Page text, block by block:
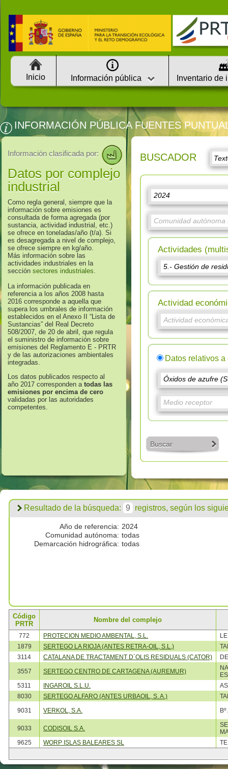
Inicio Información pública Inventario de
INFORMACIÓN PÚBLICA FUENTES
Información clasificada por:
Datos por complejo
industrial
Como regla general, siempre que la
información sobre emisiones es
consultada de forma agregada (por
sustancia, actividad industrial, etc.)
se ofrece en toneladas/año (t/a). Si
es desagregada a nivel de complejo,
se ofrece siempre en kg/año.
Más información sobre las
actividades industriales en la
sección sectores industriales.
La información publicada en
referencia a los años 2008 hasta
2016 corresponde a aquella que
supera los umbrales de información
establecidos en el Anexo II “Lista de
Sustancias” del Real Decreto
508/2007, de 20 de abril, que regula
el suministro de información sobre
emisiones del Reglamento E - PRTR
y de las autorizaciones ambientales
integradas.
Los datos publicados respecto al
año 2017 corresponden atodas las
emisiones por encima de cero
validadas por las autoridades
competentes.
BUSCADOR
Actividades
Actividad
Datos relativos
Buscar
Resultado de la búsqueda: 9 registros, según los
Año de referencia: 2024
Comunidad autónoma: todas
Demarcación hidrográfica: todas
Código
PRTR
Nombre del complejo
772 PROTECION MEDIO AMBENTAL, S.L.
1879
SERTEGO LA RIOJA (ANTES RETRA-OIL, S.L.)
3114
CATALANA DE TRACTAMENT D´OLIS RESIDUALS (CATOR)
3557
SERTEGO CENTRO DE CARTAGENA (AUREMUR)
5311
INGAROIL S.L.U.
8030
SERTEGO ALFARO (ANTES URBAOIL, S. A.)
9031
VERKOL, S.A.
9033 CODISOIL S.A.
9625
WORP ISLAS BALEARES SL